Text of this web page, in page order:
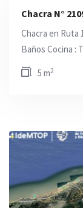
Chacra N°
Chacra en Ruta
Baños Cocina :
5 m2